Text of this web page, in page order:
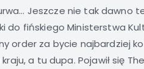
Jeszcze nie tak dawno
do fińskiego Ministerstwa
order za bycie najbardziej
a tu dupa. Pojawił się